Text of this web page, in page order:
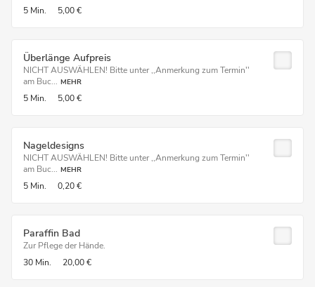
5 Min. 5,00 €
Überlänge Aufpreis
NICHT AUSWÄHLEN! Bitte unter ,,Anmerkung zum Termin''
am Buc... MEHR
5 Min. 5,00 €
Nageldesigns
NICHT AUSWÄHLEN! Bitte unter ,,Anmerkung zum Termin''
am Buc... MEHR
5 Min. 0,20 €
Paraffin Bad
Zur Pflege der Hände.
30 Min.
20,00 €